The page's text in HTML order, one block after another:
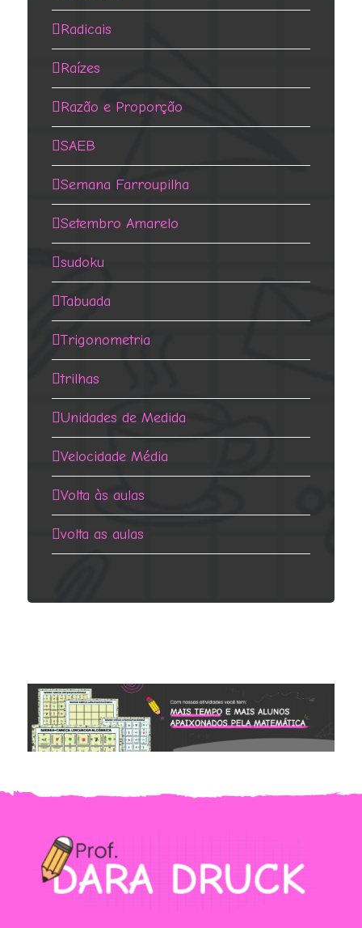
Radicais
Raízes
Razão e Proporção
SAEB
Semana Farroupilha
Setembro Amarelo
sudoku
Tabuada
Trigonometria
trilhas
Unidades de Medida
Velocidade Média
Volta às aulas
volta as aulas